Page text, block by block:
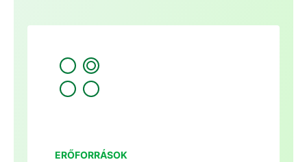
ERŐFORRÁSOK
Új ablakban nyílik meg